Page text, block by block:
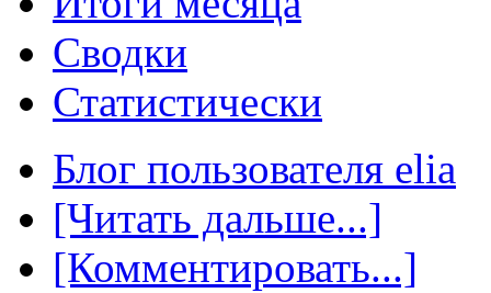
Сводки
Статистически
Блог пользователя elia
[Читать дальше...]
[Комментировать...]